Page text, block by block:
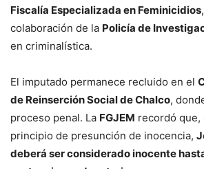
Fiscalía Especializada en Feminicidios
colaboración de la Policía de
en criminalística.
El imputado permanece recluido en el
de Reinserción Social de Chalco,
proceso penal. La FGJEM recordó que,
principio de presunción de inocencia,
deberá ser considerado inocente